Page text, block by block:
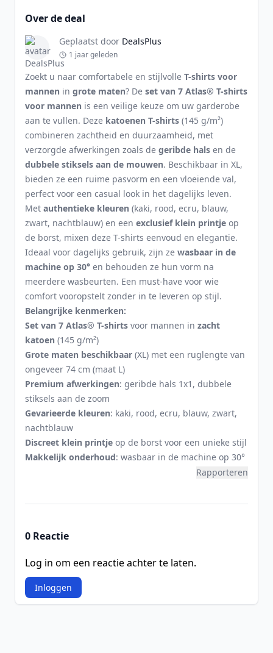
Over de deal
Geplaatst door DealsPlus
1 jaar geleden
Zoekt u naar comfortabele en stijlvolle T-shirts voor
mannen in grote maten? De set van 7 Atlas® T-shirts
voor mannen is een veilige keuze om uw garderobe
aan te vullen. Deze katoenen T-shirts (145 g/m²)
combineren zachtheid en duurzaamheid, met
verzorgde afwerkingen zoals de geribde hals en de
dubbele stiksels aan de mouwen. Beschikbaar in XL,
bieden ze een ruime pasvorm en een vloeiende val,
perfect voor een casual look in het dagelijks leven.
Met authentieke kleuren (kaki, rood, ecru, blauw,
zwart, nachtblauw) en een exclusief klein printje op
de borst, mixen deze T-shirts eenvoud en elegantie.
Ideaal voor dagelijks gebruik, zijn ze wasbaar in de
machine op 30° en behouden ze hun vorm na
meerdere wasbeurten. Een must-have voor wie
comfort vooropstelt zonder in te leveren op stijl.
Belangrijke kenmerken:
Set van 7 Atlas® T-shirts voor mannen in zacht
katoen (145 g/m²)
Grote maten beschikbaar (XL) met een ruglengte van
ongeveer 74 cm (maat L)
Premium afwerkingen: geribde hals 1x1, dubbele
stiksels aan de zoom
Gevarieerde kleuren: kaki, rood, ecru, blauw, zwart,
nachtblauw
Discreet klein printje op de borst voor een unieke stijl
Makkelijk onderhoud: wasbaar in de machine op 30°
Rapporteren
0 Reactie
Log in om een reactie achter te laten.
Inloggen